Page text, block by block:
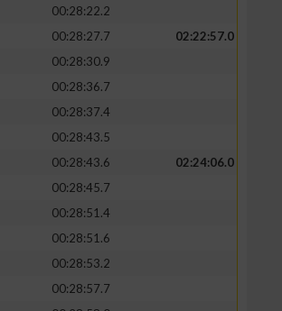
00:28:22.2
00:28:27.7
02:22:57.0
00:28:30.9
00:28:36.7
00:28:37.4
00:28:43.5
00:28:43.6
02:24:06.0
00:28:45.7
00:28:51.4
00:28:51.6
00:28:53.2
00:28:57.7